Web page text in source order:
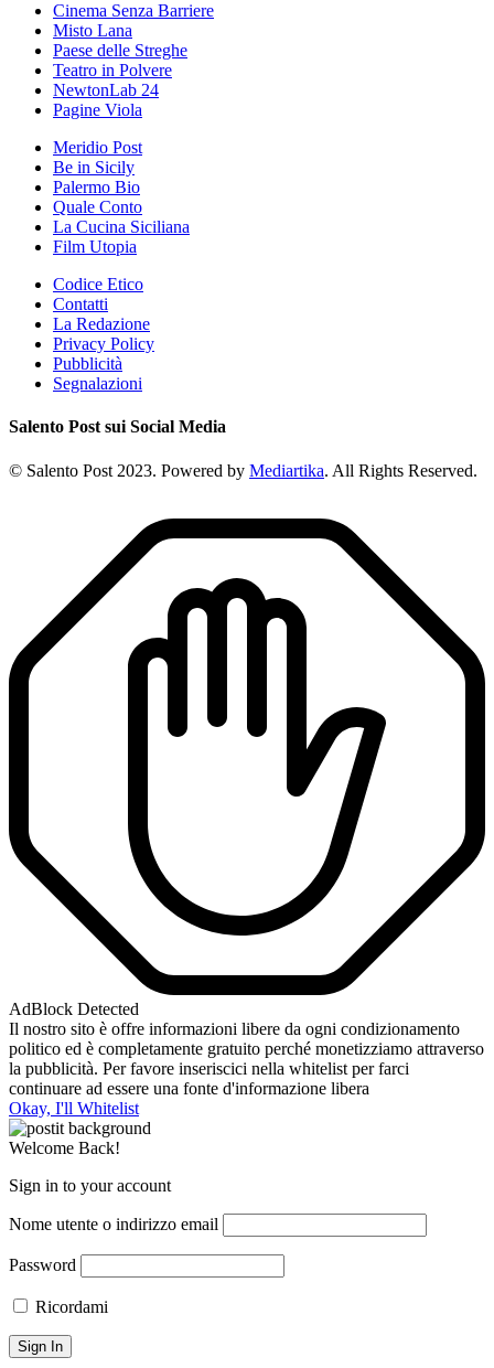
Cinema Senza Barriere
Misto Lana
Paese delle Streghe
Teatro in Polvere
NewtonLab 24
Pagine Viola
Meridio Post
Be in Sicily
Palermo Bio
Quale Conto
La Cucina Siciliana
Film Utopia
Codice Etico
Contatti
La Redazione
Privacy Policy
Pubblicità
Segnalazioni
Salento Post sui Social Media
© Salento Post 2023. Powered by Mediartika. All Rights Reserved.
AdBlock Detected
Il nostro sito è offre informazioni libere da ogni condizionamento
politico ed è completamente gratuito perché monetizziamo attraverso
la pubblicità. Per favore inseriscici nella whitelist per farci
continuare ad essere una fonte d'informazione libera
Okay, I'll Whitelist
Welcome Back!
Sign in to your account
Nome utente o indirizzo email
Password
Ricordami